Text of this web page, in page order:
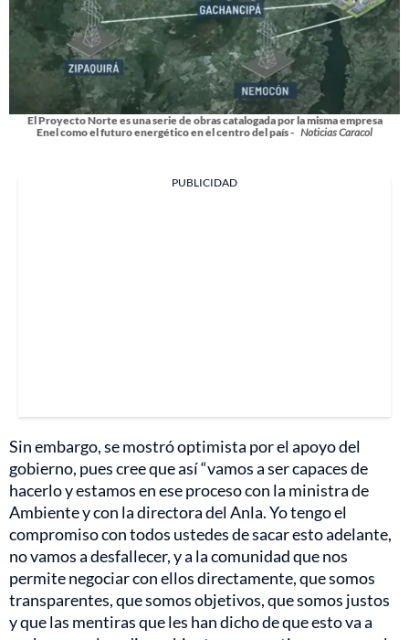
El Proyecto Norte es una serie de obras catalogada por la misma empresa
Enel como el futuro energético en el centro del país - Noticias Caracol
PUBLICIDAD
Sin embargo, se mostró optimista por el apoyo del
gobierno, pues cree que así “vamos a ser capaces de
hacerlo y estamos en ese proceso con la ministra de
Ambiente y con la directora del Anla. Yo tengo el
compromiso con todos ustedes de sacar esto adelante,
no vamos a desfallecer, y a la comunidad que nos
permite negociar con ellos directamente, que somos
transparentes, que somos objetivos, que somos justos
y que las mentiras que les han dicho de que esto va a